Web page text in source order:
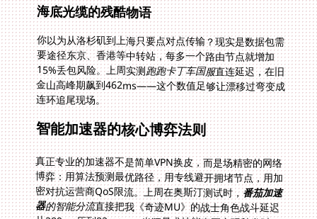
海底光缆的残酷物语
你以为从洛杉矶到上海只要点对点传输？现实是数据包需
要途径东京、香港等中转站，每多一个路由节点就增加
15%丢包风险。上周实测跑跑卡丁车国服直连延迟，在旧
金山高峰期飙到462ms——这个数值足够让漂移过弯变成
连环追尾现场。
智能加速器的核心博弈法则
真正专业的加速器不是简单VPN换皮，而是场精密的网络
博弈：用算法预测最优路径，用专线避开拥堵节点，用加
密对抗运营商QoS限流。上周在奥斯汀测试时，番茄加速
器的智能分流直接把我《奇迹MU》的战士角色战斗延迟
从389ms压到82ms——当狂暴术技能真正实现秒发时，